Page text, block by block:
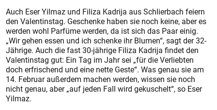
Auch Eser Yilmaz und Filiza Kadrija aus Schlierbach feiern
den Valentinstag. Geschenke haben sie noch keine, aber es
werden wohl Parfüme werden, da ist sich das Paar einig.
„Wir gehen essen und ich schenke ihr Blumen“, sagt der 32-
Jährige. Auch die fast 30-jährige Filiza Kadrija findet den
Valentinstag gut: Ein Tag im Jahr sei „für die Verliebten
doch erfrischend und eine nette Geste“. Was genau sie am
14. Februar außerdem machen werden, wissen sie noch
nicht genau, aber „auf jeden Fall wird gekuschelt“, so Eser
Yilmaz.